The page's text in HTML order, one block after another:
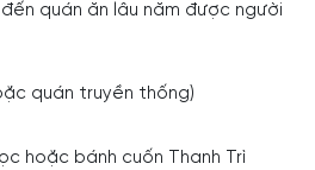
quán ăn lâu năm được người
quán truyền thống)
hoặc bánh cuốn Thanh Trì